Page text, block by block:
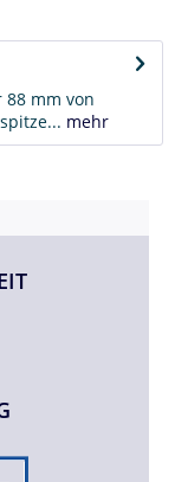
mm von
mehr